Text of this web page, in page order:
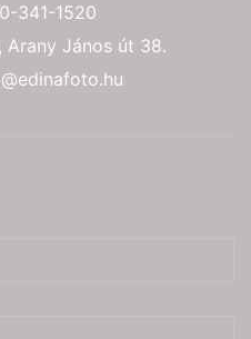
341-1520
Arany János út 38.